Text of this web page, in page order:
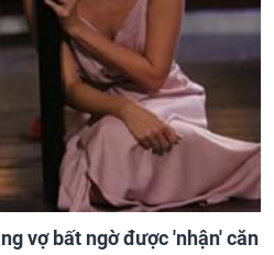
vợ bất ngờ được 'nhận' căn